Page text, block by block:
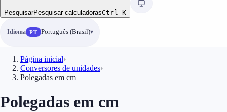
PesquisarPesquisar calculadorasCtrl K
Idioma PT Português (Brasil)
Página inicial›
Conversores de unidades›
Polegadas em cm
Polegadas em cm